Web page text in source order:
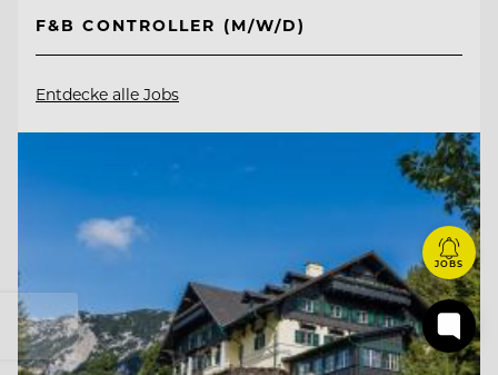
F&B CONTROLLER (M/W/D)
Entdecke alle Jobs
JOBS